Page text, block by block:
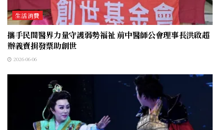
生活消費
攜手民間醫界力量守護弱勢福祉 前中醫師公會理事長洪啟超
辦義賣捐發票助創世
2026-06-06